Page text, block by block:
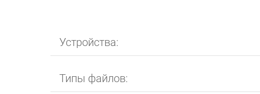
Устройства:
Типы файлов: